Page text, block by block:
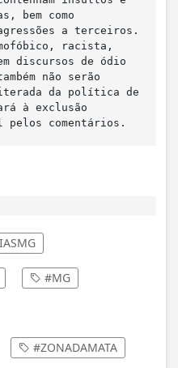
bem como
a terceiros.
racista,
discursos de ódio
não serão
da política de
à exclusão
pelos comentários.
#MG
#ZONADAMATA